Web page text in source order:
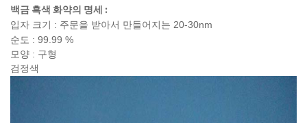
백금 흑색 화약의 명세 :
입자 크기 : 주문을 받아서 만들어지는 20-30nm
순도 : 99.99 %
모양 : 구형
검정색